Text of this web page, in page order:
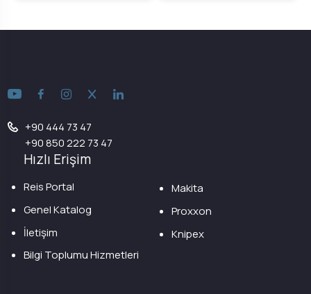
+90 444 73 47
+90 850 222 73 47
Hızlı Erişim
Reis Portal
Genel Katalog
İletişim
Bilgi Toplumu Hizmetleri
Makita
Proxxon
Knipex